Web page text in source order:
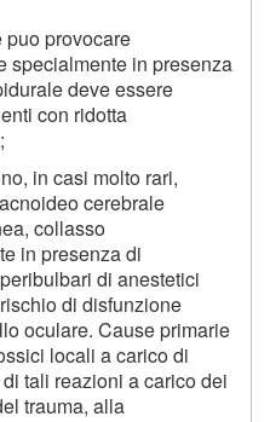
puo provocare
specialmente in presenza
deve essere
con ridotta
in casi molto rari,
cerebrale
collasso
in presenza di
di anestetici
di disfunzione
oculare. Cause primarie
locali a carico di
tali reazioni a carico dei
trauma, alla